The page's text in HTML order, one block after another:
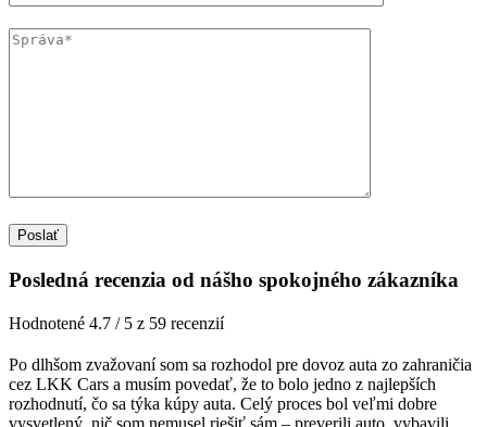
Posledná recenzia od nášho spokojného zákazníka
Hodnotené 4.7 / 5 z 59 recenzií
Po dlhšom zvažovaní som sa rozhodol pre dovoz auta zo zahraničia
cez LKK Cars a musím povedať, že to bolo jedno z najlepších
rozhodnutí, čo sa týka kúpy auta. Celý proces bol veľmi dobre